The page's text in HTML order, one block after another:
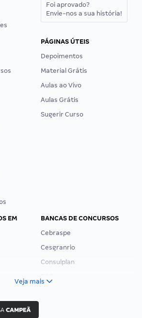
Foi aprovado?
Envie-nos a sua história!
PÁGINAS ÚTEIS
Depoimentos
Material Grátis
Aulas ao Vivo
Aulas Grátis
Sugerir Curso
EM
BANCAS DE CONCURSOS
Cebraspe
Cesgranrio
Consulplan
Veja mais